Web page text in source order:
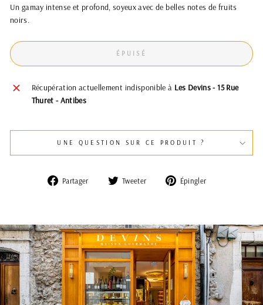
Un gamay intense et profond, soyeux avec de belles notes de fruits
noirs.
ÉPUISÉ
Récupération actuellement indisponible à Les Devins - 15 Rue
Thuret - Antibes
UNE QUESTION SUR CE PRODUIT ?
Partager
PartagerTweeter
Tweeter Épingler